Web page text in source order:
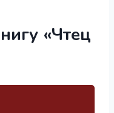
«Чтец